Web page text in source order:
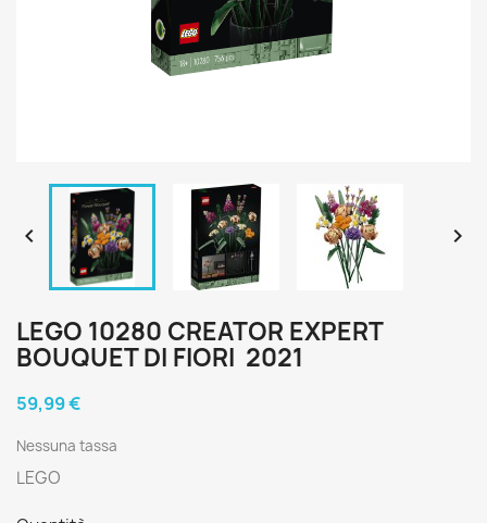
 
LEGO 10280 CREATOR EXPERT
BOUQUET DI FIORI 2021
59,99 €
Nessuna tassa
LEGO